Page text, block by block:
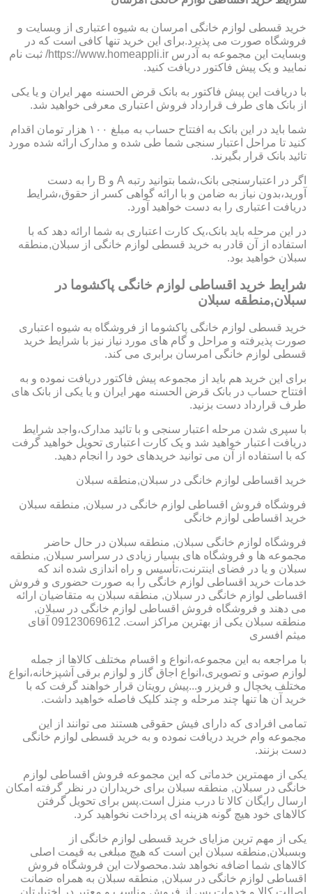
خرید قسطی لوازم خانگی امرسان به شیوه اعتباری از وبسایت و
فروشگاه صورت می پذیرد.برای این خرید تنها کافی است که در
وبسایت این مجموعه به آدرس https://www.homeappli.ir/ ثبت نام
نمایید و یک پیش فاکتور دریافت کنید.
با دریافت این پیش فاکتور به بانک قرض الحسنه مهر ایران و یا یکی
از بانک های طرف قرارداد فروش اعتباری معرفی خواهید شد.
شما باید در این بانک به افتتاح حساب به مبلغ ۱۰۰ هزار تومان اقدام
کنید تا مراحل اعتبار سنجی شما طی شده و مدارک ارائه شده مورد
تائید بانک قرار بگیرند.
اگر در اعتبارسنجی بانک،شما بتوانید رتبه A و B را به دست
آورید،بدون نیاز به ضامن و با ارائه گواهی کسر از حقوق،شرایط
دریافت اعتباری را به دست خواهید آورد.
در این مرحله باید بانک،یک کارت اعتباری به شما ارائه دهد که با
استفاده از آن قادر به خرید قسطی لوازم خانگی از سبلان,منطقه
سبلان خواهید بود.
شرایط خرید اقساطی لوازم خانگی پاکشوما در
سبلان,منطقه سبلان
خرید قسطی لوازم خانگی پاکشوما از فروشگاه به شیوه اعتباری
صورت پذیرفته و مراحل و گام های مورد نیاز نیز با شرایط خرید
قسطی لوازم خانگی امرسان برابری می کند.
برای این خرید هم باید از مجموعه پیش فاکتور دریافت نموده و به
افتتاح حساب در بانک قرض الحسنه مهر ایران و یا یکی از بانک های
طرف قرارداد دست بزنید.
با سپری شدن مرحله اعتبار سنجی و با تائید مدارک،واجد شرایط
دریافت اعتبار خواهید شد و یک کارت اعتباری تحویل خواهید گرفت
که با استفاده از آن می توانید خریدهای خود را انجام دهید.
خرید اقساطی لوازم خانگی در سبلان,منطقه سبلان
فروشگاه فروش اقساطی لوازم خانگی در سبلان, منطقه سبلان
خرید اقساطی لوازم خانگی
فروشگاه لوازم خانگی سبلان, منطقه سبلان در حال حاضر
مجموعه ها و فروشگاه های بسیار زیادی در سراسر سبلان, منطقه
سبلان و یا در فضای اینترنت،تأسیس و راه اندازی شده اند که
خدمات خرید اقساطی لوازم خانگی را به صورت حضوری و فروش
اقساطی لوازم خانگی در سبلان, منطقه سبلان به متقاضیان ارائه
می دهند و فروشگاه فروش اقساطی لوازم خانگی در سبلان,
منطقه سبلان یکی از بهترین مراکز است. 09123069612 آقای
میثم افسری
با مراجعه به این مجموعه،انواع و اقسام مختلف کالاها از جمله
لوازم صوتی و تصویری،انواع اجاق گاز و لوازم برقی آشپزخانه،انواع
مختلف یخچال و فریزر و...پیش رویتان قرار خواهند گرفت که با
خرید آن ها تنها چند مرحله و چند کلیک فاصله خواهید داشت.
تمامی افرادی که دارای فیش حقوقی هستند می توانند از این
مجموعه وام خرید دریافت نموده و به خرید قسطی لوازم خانگی
دست بزنند.
یکی از مهمترین خدماتی که این مجموعه فروش اقساطی لوازم
خانگی در سبلان, منطقه سبلان برای خریداران در نظر گرفته امکان
ارسال رایگان کالا تا درب منزل است.پس برای تحویل گرفتن
کالاهای خود هیچ گونه هزینه ای پرداخت نخواهید کرد.
یکی از مهم ترین مزایای خرید قسطی لوازم خانگی از
وبسبلان,منطقه سبلان این است که هیچ مبلغی به قیمت اصلی
کالاهای شما اضافه نخواهد شد.محصولات این فروشگاه فروش
اقساطی لوازم خانگی در سبلان, منطقه سبلان به همراه ضمانت